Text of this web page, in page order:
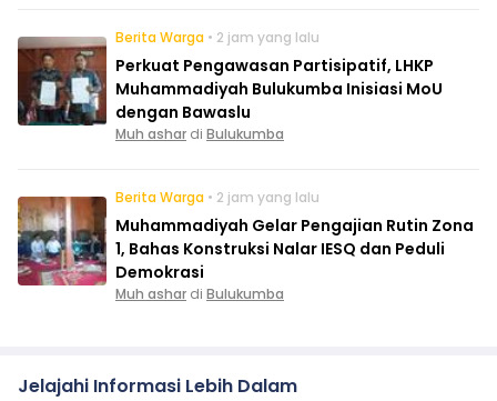
Berita Warga • 2 jam yang lalu
Perkuat Pengawasan Partisipatif, LHKP
Muhammadiyah Bulukumba Inisiasi MoU
dengan Bawaslu
Muh ashar di Bulukumba
Berita Warga • 2 jam yang lalu
Muhammadiyah Gelar Pengajian Rutin Zona
1, Bahas Konstruksi Nalar IESQ dan Peduli
Demokrasi
Muh ashar di Bulukumba
Jelajahi Informasi Lebih Dalam